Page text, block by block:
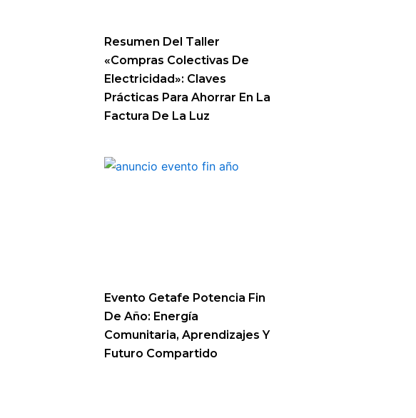
Resumen Del Taller
«Compras Colectivas De
Electricidad»: Claves
Prácticas Para Ahorrar En La
Factura De La Luz
Evento Getafe Potencia Fin
De Año: Energía
Comunitaria, Aprendizajes Y
Futuro Compartido